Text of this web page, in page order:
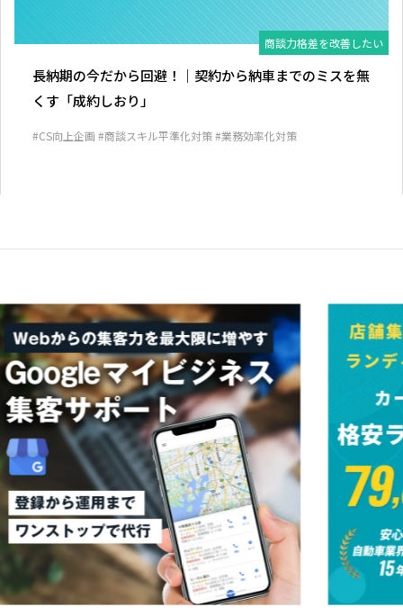
商談力格差を改善したい
長納期の今だから回避！｜契約から納車までのミスを無
くす「成約しおり」
#CS向上企画 #商談スキル平準化対策#業務効率化対策